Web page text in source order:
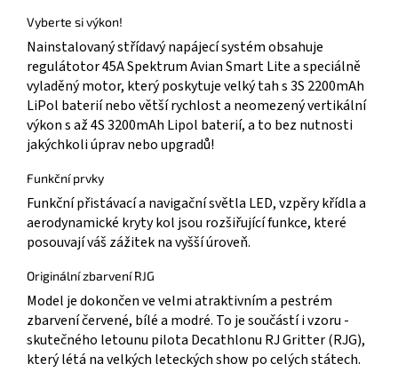
Vyberte si výkon!
Nainstalovaný střídavý napájecí systém obsahuje
regulátotor 45A Spektrum Avian Smart Lite a speciálně
vyladěný motor, který poskytuje velký tah s 3S 2200mAh
LiPol baterií nebo větší rychlost a neomezený vertikální
výkon s až 4S 3200mAh Lipol baterií, a to bez nutnosti
jakýchkoli úprav nebo upgradů!
Funkční prvky
Funkční přistávací a navigační světla LED, vzpěry křídla a
aerodynamické kryty kol jsou rozšiřující funkce, které
posouvají váš zážitek na vyšší úroveň.
Originální zbarvení RJG
Model je dokončen ve velmi atraktivním a pestrém
zbarvení červené, bílé a modré. To je součástí i vzoru -
skutečného letounu pilota Decathlonu RJ Gritter (RJG),
který létá na velkých leteckých show po celých státech.